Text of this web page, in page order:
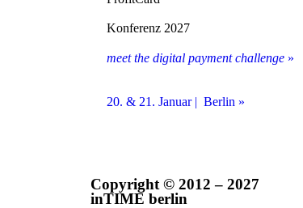
Konferenz 2027
meet the digital payment challenge »
20. & 21. Januar | Berlin »
Copyright © 2012 – 2027
inTIME berlin